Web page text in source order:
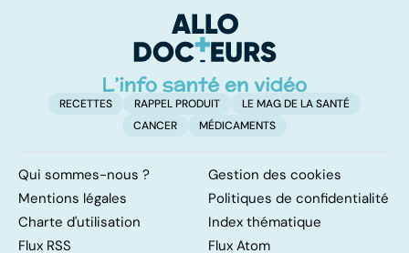
RECETTES RAPPEL PRODUIT
LE MAG DE LA SANTÉ
CANCER
MÉDICAMENTS
Qui sommes-nous ?
Gestion des cookies
Mentions légales
Politiques de confidentialité
Charte d'utilisation
Index thématique
Flux RSS
Flux Atom